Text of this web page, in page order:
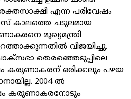
എന്ന പരിവേഷം
കാലത്തെ ചടുലമായ
മുഖ്യമന്ത്രി
വിജയിച്ചു.
തെരഞ്ഞെടുപ്പിലെ
കരുണാകരന് ഒരിക്കലും പഴയ
2004 ല്‍
കരുണാകരനോടും